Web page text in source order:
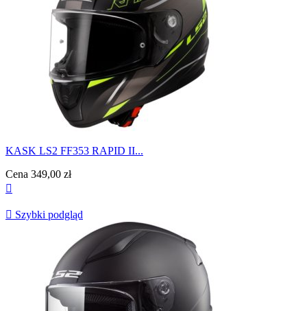
KASK LS2 FF353 RAPID II...
Cena 349,00 zł

 Szybki podgląd